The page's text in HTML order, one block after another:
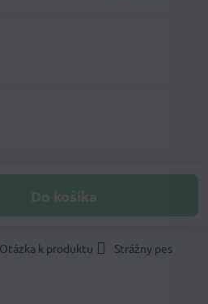
Do košíka
Otázka k produktu
Strážny pes